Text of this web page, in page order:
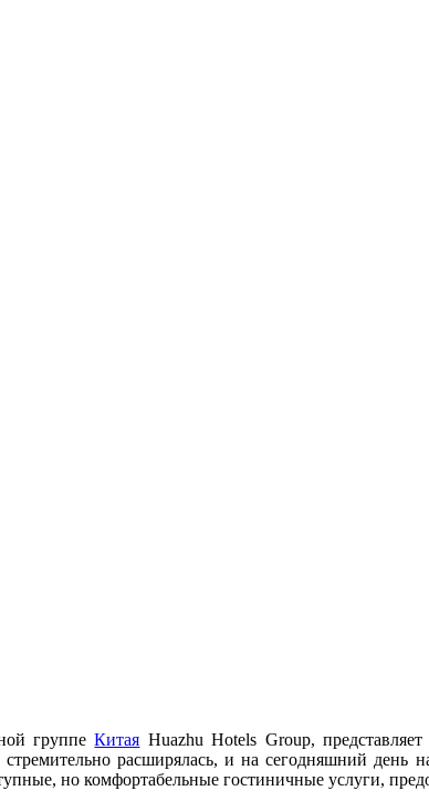
группеКитая Huazhu Hotels Group,
расширялась, и на сегодняшний день
но комфортабельные гостиничные услуги,